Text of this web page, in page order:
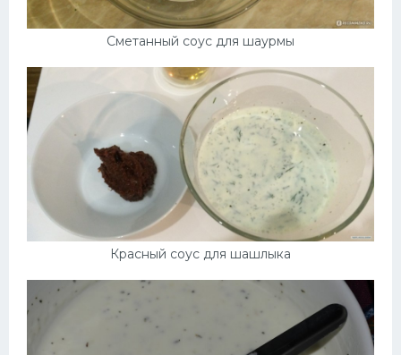
Сметанный соус для шаурмы
Красный соус для шашлыка